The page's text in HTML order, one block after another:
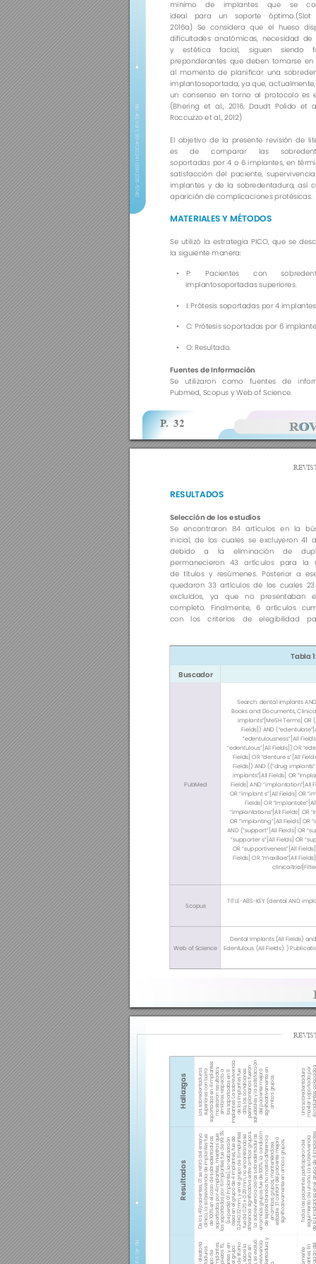
P.  32
No. 40, Vol 1, 30-41 2024 I ISSN:2215-5740
mínimo de implantes que se
ideal para un soporte
2016a) Se considera que el hueso
dicultades anatómicas, necesidad de
y estética facial, siguen siendo
preponderantes que deben tomarse
al momento de planicar una
implantosoportada, ya que,
un consenso en torno al protocolo es
(Bhering et al., 2016; Daudt Polido et
Roccuzzo et al., 2012)
El objetivo de la presente revisión de
es de comparar las
soportadas por 4 o 6 implantes, en
satisfacción del paciente,
implantes y de la sobredentadura, así
aparición de complicaciones protésicas.
MATERIALES Y MÉTODOS
Se utilizó la estrategia PICO, que se
la siguiente manera:
•
P: Pacientes con
implantosoportadas superiores.
• I: Prótesis soportadas por 4
• C: Prótesis soportadas por 6
• O: Resultado.
Fuentes de Información
Se utilizaron como fuentes de
Pubmed, Scopus y Web of Science.
RESULTADOS
Selección de los estudios
Se encontraron 84 artículos en la
inicial, de los cuales se excluyeron 41
debido a la eliminación de
permanecieron 43 artículos para la
de títulos y resúmenes. Posterior a
quedaron 33 artículos de los cuales
excluidos, ya que no presentaban
completo. Finalmente, 6 artículos
con los criterios de elegibilidad
Tabla
Buscador
PubMed
Search: dental implants
Books and Documents,
implants”[MeSH Terms] OR
Fields]) AND
“edentulousness”[All
“edentulous”[All Fields]) OR
Fields] OR “denture s”[All
Fields]) AND ((“drug
implants”[All Fields] OR
Fields] AND “implantation”[All
OR “implant s”[All Fields] OR
Fields] OR
“implantations”[All Fields] OR
OR “implanting”[All Fields] OR
AND (“support”[All Fields] OR
“supporter s”[All Fields] OR
OR “supportiveness”[All
Fields] OR “maxillae”[All
Scopus
TITLE-ABS-KEY (dental AND
Web of Science
Dental Implants (All Fields)
Edentulous (All Fields): )
Resultados
Hallazgos
De los 49 pacientes, 01 se retiró del ensayo clínico, la sobrevivencia de implantes fue de 100% en el caso de sobredentaduras soportadas por 4 implantes, mientras que las soportadas por 6 implantes fue de 99.3% (se perdió 01 implante), la reabsorción ósea en el grupo de 4 implantes, fue de 0.24±0.32 mm, y en el grupo de 6 implantes fue de 0.25 ± 0.29 mm, no encontrándose diferencia signicativa entre ambos grupos. La sobrevivencia de las sobredentaduras en ambos grupos fue de 100%. La condición de tejidos blandos no mostró diferencia en ambos grupos, manteniéndose estable.  El confort del paciente mejoró signicativamente en ambos grupos.
Las sobredentaduras superiores con barra soportadas en 4 implantes mostraron resultados similares respecto a las soportadas en 6 implantes. La sobrevivencia de los implantes fue alta, las condiciones periimplantarias fueron saludables y la satisfacción del paciente mejoró signicativamente en ambos grupos.
Todos los pacientes participaron del seguimiento de un año. La sobrevivencia de los implantes
Una sobredentadura maxilar soportada por 4